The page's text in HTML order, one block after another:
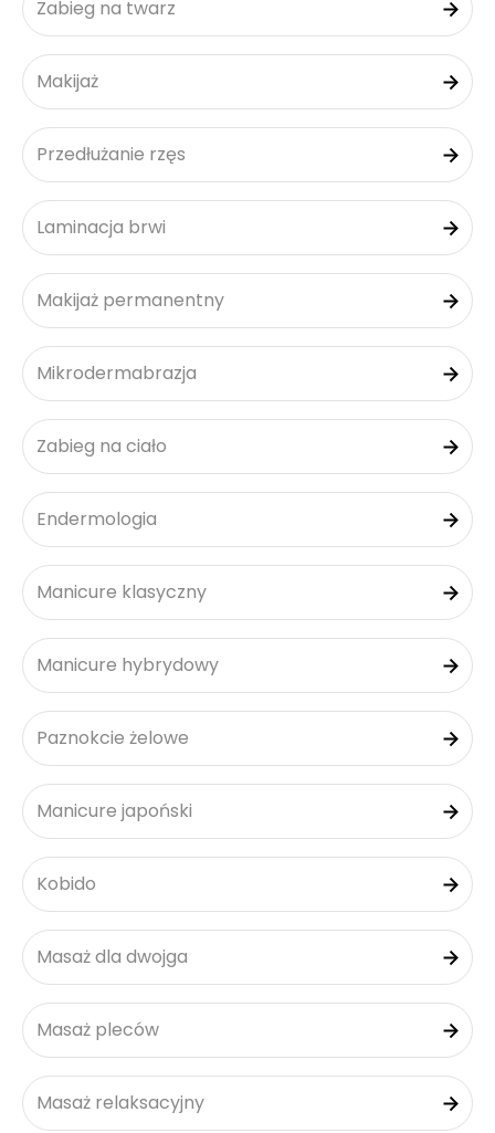
Zabieg na twarz
Makijaż
Przedłużanie rzęs
Laminacja brwi
Makijaż permanentny
Mikrodermabrazja
Zabieg na ciało
Endermologia
Manicure klasyczny
Manicure hybrydowy
Paznokcie żelowe
Manicure japoński
Kobido
Masaż dla dwojga
Masaż pleców
Masaż relaksacyjny